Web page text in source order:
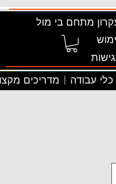
מתחם בי מול
מדריכים כלי עבודה